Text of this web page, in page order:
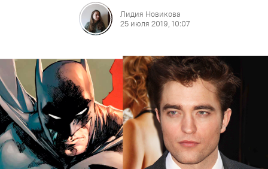
Лидия Новикова
25 июля 2019, 10:07